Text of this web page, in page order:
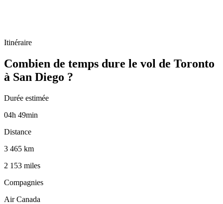
Itinéraire
Combien de temps dure le vol de Toronto
à San Diego ?
Durée estimée
04h 49min
Distance
3 465 km
2 153 miles
Compagnies
Air Canada